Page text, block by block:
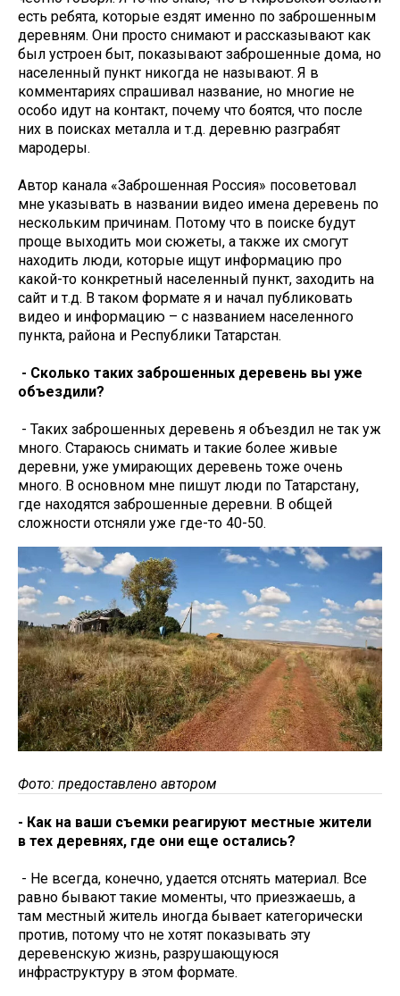
есть ребята, которые ездят именно по заброшенным
деревням. Они просто снимают и рассказывают как
был устроен быт, показывают заброшенные дома, но
населенный пункт никогда не называют. Я в
комментариях спрашивал название, но многие не
особо идут на контакт, почему что боятся, что после
них в поисках металла и т.д. деревню разграбят
мародеры.
Автор канала «Заброшенная Россия» посоветовал
мне указывать в названии видео имена деревень по
нескольким причинам. Потому что в поиске будут
проще выходить мои сюжеты, а также их смогут
находить люди, которые ищут информацию про
какой-то конкретный населенный пункт, заходить на
сайт и т.д. В таком формате я и начал публиковать
видео и информацию – с названием населенного
пункта, района и Республики Татарстан.
- Сколько таких заброшенных деревень вы уже
объездили?
- Таких заброшенных деревень я объездил не так уж
много. Стараюсь снимать и такие более живые
деревни, уже умирающих деревень тоже очень
много. В основном мне пишут люди по Татарстану,
где находятся заброшенные деревни. В общей
сложности отсняли уже где-то 40-50.
Фото: предоставлено автором
- Как на ваши съемки реагируют местные жители
в тех деревнях, где они еще остались?
- Не всегда, конечно, удается отснять материал. Все
равно бывают такие моменты, что приезжаешь, а
там местный житель иногда бывает категорически
против, потому что не хотят показывать эту
деревенскую жизнь, разрушающуюся
инфраструктуру в этом формате.